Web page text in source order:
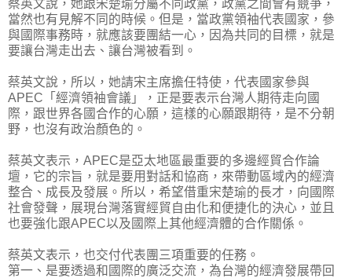
蔡英文說，她跟宋楚瑜分屬不同政黨，政黨之間會有競爭，
當然也有見解不同的時候。但是，當政黨領袖代表國家，參
與國際事務時，就應該要團結一心，因為共同的目標，就是
要讓台灣走出去、讓台灣被看到。
蔡英文說，所以，她請宋主席擔任特使，代表國家參與
APEC「經濟領袖會議」，正是要表示台灣人期待走向國
際，跟世界各國合作的心願，這樣的心願跟期待，是不分朝
野，也沒有政治顏色的。
蔡英文表示，APEC是亞太地區最重要的多邊經貿合作論
壇，它的宗旨，就是要用對話和協商，來帶動區域內的經濟
整合、成長及發展。所以，希望借重宋楚瑜的長才，向國際
社會發聲，展現台灣落實經貿自由化和便捷化的決心，並且
也要強化跟APEC以及國際上其他經濟體的合作關係。
蔡英文表示，也交付代表團三項重要的任務。
第一、是要透過和國際的廣泛交流，為台灣的經濟發展帶回